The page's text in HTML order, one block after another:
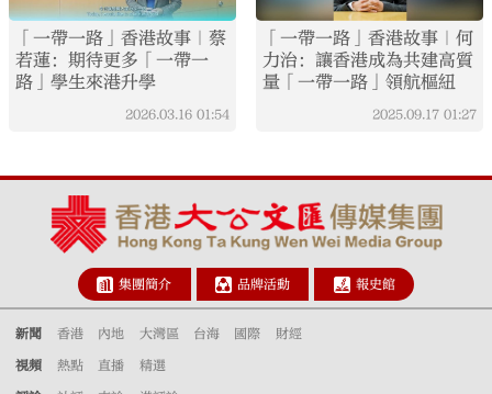
「一帶一路」香港故事｜蔡
若蓮：期待更多「一帶一
路」學生來港升學
2026.03.16 01:54
「一帶一路」香港故事｜何
力治：讓香港成為共建高質
量「一帶一路」領航樞紐
2025.09.17 01:27
集團簡介 品牌活動 報史館
新聞 香港 內地 大灣區 台海 國際 財經
視頻 熱點 直播 精選